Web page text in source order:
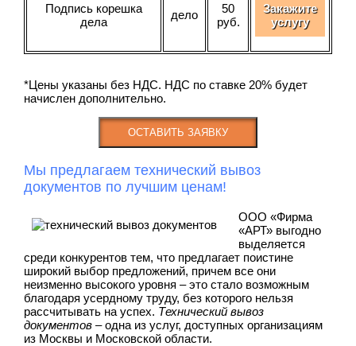
Подпись корешка
дела
дело
50
руб.
Закажите
услугу
*Цены указаны без НДС. НДС по ставке 20% будет
начислен дополнительно.
ОСТАВИТЬ ЗАЯВКУ
Мы предлагаем технический вывоз
документов по лучшим ценам!
ООО «Фирма
«АРТ» выгодно
выделяется
среди конкурентов тем, что предлагает поистине
широкий выбор предложений, причем все они
неизменно высокого уровня – это стало возможным
благодаря усердному труду, без которого нельзя
рассчитывать на успех. Технический вывоз
документов – одна из услуг, доступных организациям
из Москвы и Московской области.